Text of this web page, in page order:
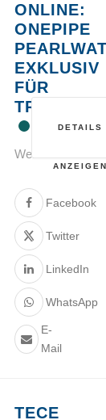
ONLINE:
ONEPIPE
EXKLUSIV
FÜR
Webinar
Facebook
Twitter
LinkedIn
WhatsApp
E-
Mail
DETAILS
ANZEIGEN
TECE